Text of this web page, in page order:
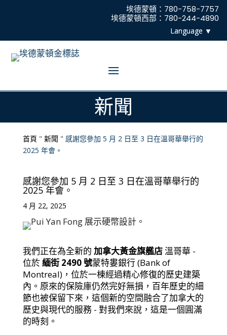
埃德蒙頓：780-758-7757
埃德蒙頓西部：780-244-4890
新聞
首頁 " 新聞 " 感謝您參加 5 月 2 日至 3 日在溫哥華舉行的
2025 年會。
感謝您參加 5 月 2 日至 3 日在溫哥華舉行的
2025 年會。
4 月 22, 2025
我們正在為全新的 加拿大黃金旗艦店溫哥華 -
位於緬街 2490 號蒙特婁銀行 (Bank of
Montreal)，位於一棟經過精心修復的歷史建築
內。原來的保險庫仍然完好無損，百年歷史的細
節也被保留下來，這個新的空間融合了加拿大的
歷史與現代的服務 - 對我們來說，這是一個圓滿
的時刻。